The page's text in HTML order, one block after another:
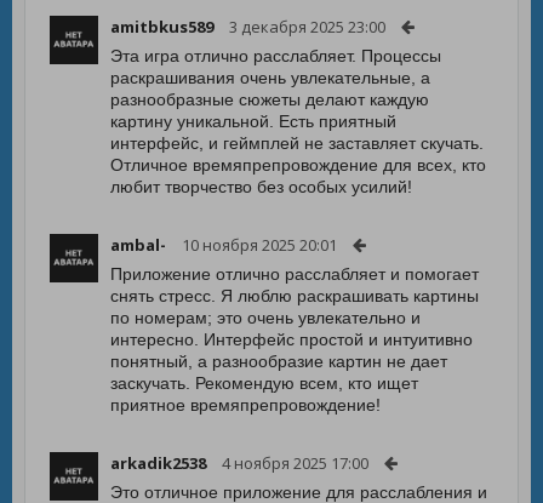
amitbkus589 3 декабря 2025 23:00
Эта игра отлично расслабляет. Процессы
раскрашивания очень увлекательные, а
разнообразные сюжеты делают каждую
картину уникальной. Есть приятный
интерфейс, и геймплей не заставляет скучать.
Отличное времяпрепровождение для всех, кто
любит творчество без особых усилий!
ambal- 10 ноября 2025 20:01
Приложение отлично расслабляет и помогает
снять стресс. Я люблю раскрашивать картины
по номерам; это очень увлекательно и
интересно. Интерфейс простой и интуитивно
понятный, а разнообразие картин не дает
заскучать. Рекомендую всем, кто ищет
приятное времяпрепровождение!
arkadik2538 4 ноября 2025 17:00
Это отличное приложение для расслабления и